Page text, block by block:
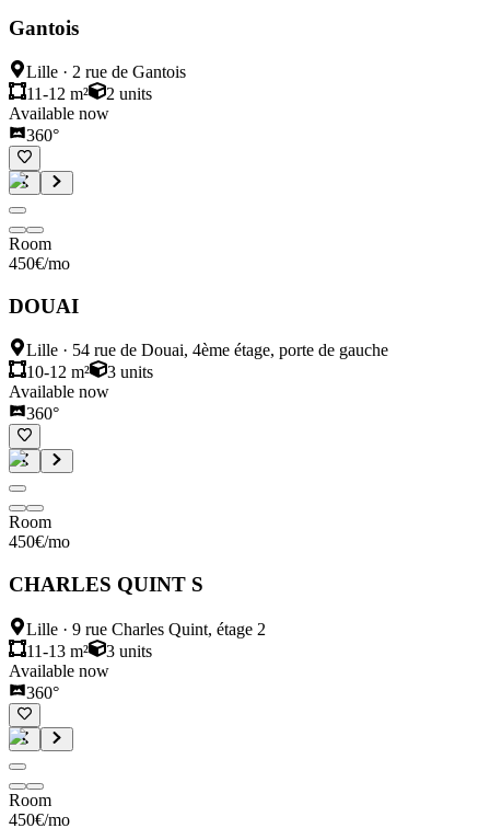
Gantois
Lille · 2 rue de Gantois
11-12 m²
2 units
Available now
360°
Room
450€/mo
DOUAI
Lille · 54 rue de Douai, 4ème étage, porte de gauche
10-12 m²
3 units
Available now
360°
Room
450€/mo
CHARLES QUINT S
Lille · 9 rue Charles Quint, étage 2
11-13 m²
3 units
Available now
360°
Room
450€/mo